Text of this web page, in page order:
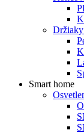
Smart home